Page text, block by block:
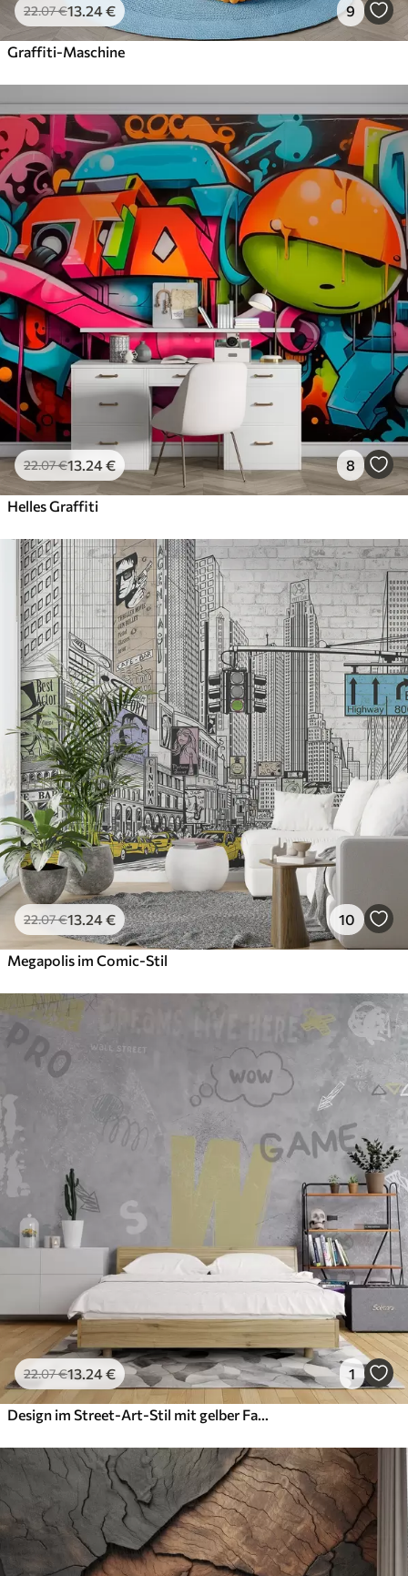
22.07€13 .24€ 9
Graffiti-Maschine
22.07€13 .24€ 8
Helles Graffiti
22.07€13 .24€ 10
Megapolis im Comic-Stil
22.07€13.24€ 1